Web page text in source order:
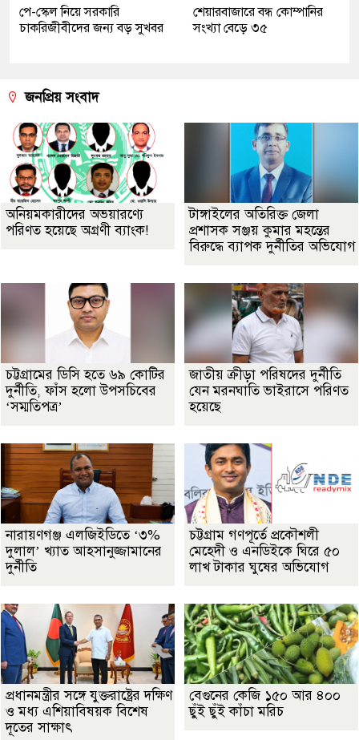
পে-স্কেল নিয়ে সরকারি
চাকরিজীবীদের জন্য বড় সুখবর
শেয়ারবাজারে বন্ধ কোম্পানির
সংখ্যা বেড়ে ৩৫
জনপ্রিয় সংবাদ
অনিয়মকারীদের অভয়ারণ্যে
পরিণত হয়েছে অগ্রণী ব্যাংক!
টাঙ্গাইলের অতিরিক্ত জেলা
প্রশাসক সঞ্জয় কুমার মহন্তের
বিরুদ্ধে ব্যাপক দুর্নীতির অভিযোগ
চট্টগ্রামের ডিসি হতে ৬৯ কোটির
দুর্নীতি, ফাঁস হলো উপসচিবের
‘সম্মতিপত্র’
জাতীয় ক্রীড়া পরিষদের দুর্নীতি
যেন মরনঘাতি ভাইরাসে পরিণত
হয়েছে
নারায়ণগঞ্জ এলজিইডিতে ‘৩%
দুলাল’ খ্যাত আহসানুজ্জামানের
দুর্নীতি
চট্টগ্রাম গণপূর্তে প্রকৌশলী
মেহেদী ও এনডিইকে ঘিরে ৫০
লাখ টাকার ঘুষের অভিযোগ
প্রধানমন্ত্রীর সঙ্গে যুক্তরাষ্ট্রের দক্ষিণ
ও মধ্য এশিয়াবিষয়ক বিশেষ
দূতের সাক্ষাৎ
বেগুনের কেজি ১৫০ আর ৪০০
ছুঁই ছুঁই কাঁচা মরিচ